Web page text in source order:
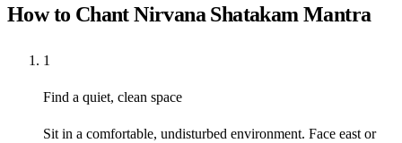
How to Chant Nirvana Shatakam Mantra
1
Find a quiet, clean space
Sit in a comfortable, undisturbed environment. Face east or